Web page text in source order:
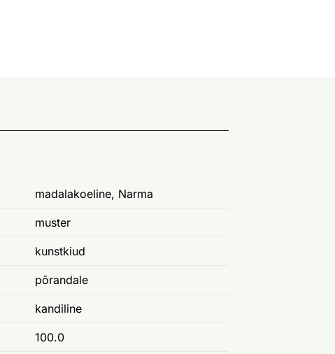
madalakoeline, Narma
muster
kunstkiud
põrandale
kandiline
100.0